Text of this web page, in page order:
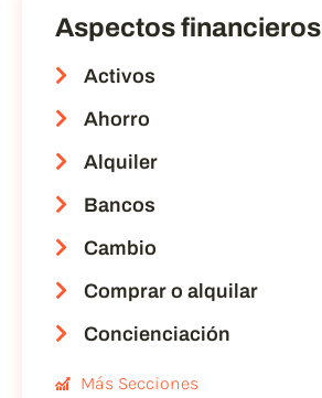
Aspectos financieros
Activos
Ahorro
Alquiler
Bancos
Cambio
Comprar o alquilar
Concienciación
Más Secciones